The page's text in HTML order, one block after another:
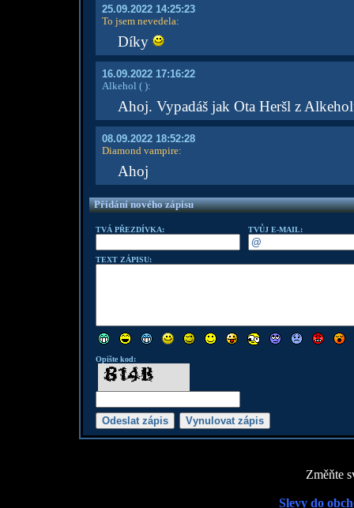
25.09.2022 14:25:23
To jsem nevedela:
Díky
16.09.2022 17:16:22
Alkehol ( ):
Ahoj. Vypadáš jak Ota Heršl z
08.09.2022 18:52:28
Diamond vampire:
Ahoj
Přidání nového zápisu
TVÁ PŘEZDÍVKA: TVŮJ E-MAIL:
TEXT ZÁPISU:
Opište kod:
Změňte
Slevy do